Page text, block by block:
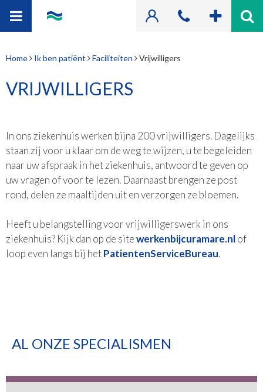
Ik ben bezoeker
Onze specialismen
Contact en route
Verwijzers
Kinderwebsite
Home Ik ben patiënt Faciliteiten Vrijwilligers
VRIJWILLIGERS
In ons ziekenhuis werken bijna 200 vrijwilligers. Dagelijks
staan zij voor u klaar om de weg te wijzen, u te begeleiden
naar uw afspraak in het ziekenhuis, antwoord te geven op
uw vragen of voor te lezen. Daarnaast brengen ze post
rond, delen ze maaltijden uit en verzorgen ze bloemen.
Heeft u belangstelling voor vrijwilligerswerk in ons
ziekenhuis? Kijk dan op de sitewerkenbijcuramare.nlof
loop even langs bij hetPatientenServiceBureau.
AL ONZE SPECIALISMEN